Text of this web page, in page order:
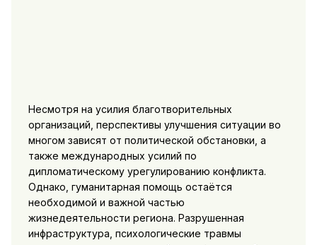
Несмотря на усилия благотворительных
организаций, перспективы улучшения ситуации во
многом зависят от политической обстановки, а
также международных усилий по
дипломатическому урегулированию конфликта.
Однако, гуманитарная помощь остаётся
необходимой и важной частью
жизнедеятельности региона. Разрушенная
инфраструктура, психологические травмы